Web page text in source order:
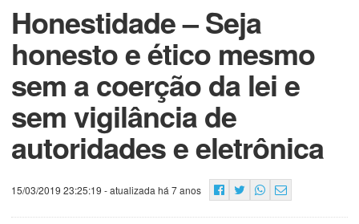
Honestidade – Seja
honesto e ético mesmo
sem a coerção da lei e
sem vigilância de
autoridades e eletrônica
15/03/2019 23:25:19 - atualizada há 7 anos